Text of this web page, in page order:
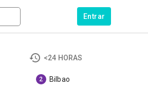
Entrar
<24 HORAS
2 Bilbao